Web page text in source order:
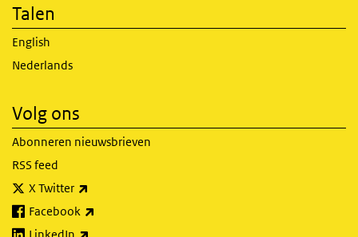
Talen
English
Nederlands
Volg ons
Abonneren nieuwsbrieven
RSS feed
X Twitter
Facebook